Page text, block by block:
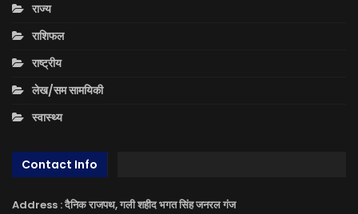
राज्य
राशिफल
राष्ट्रीय
लेख/सम सामयिकी
स्वास्थ्य
Contact Info
Address : दैनिक राजपथ, गली शहीद भगत सिंह जनरल गंज